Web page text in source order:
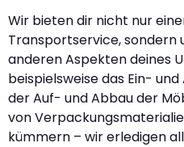
Wir bieten dir nicht nur
Transportservice, sondern
anderen Aspekten deines
beispielsweise das Ein-
der Auf- und Abbau der
von
kümmern – wir erledigen